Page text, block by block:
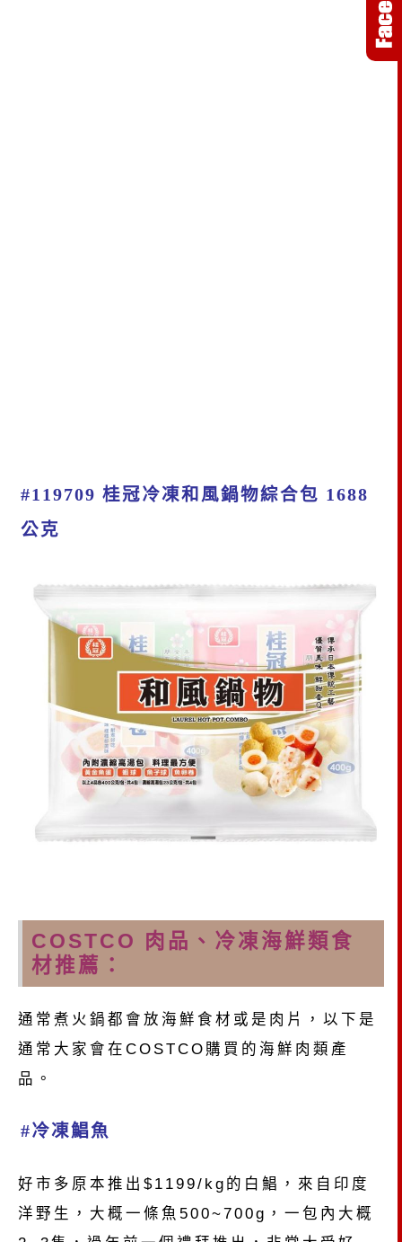
#119709 桂冠冷凍和風鍋物綜合包 1688
公克
COSTCO 肉品、冷凍海鮮類食
材推薦：
通常煮火鍋都會放海鮮食材或是肉片，以下是
通常大家會在COSTCO購買的海鮮肉類產
品。
#冷凍鯧魚
好市多原本推出$1199/kg的白鯧，來自印度
洋野生，大概一條魚500~700g，一包內大概